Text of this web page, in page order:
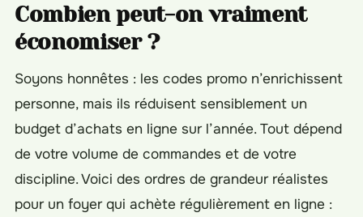
Combien peut-on vraiment
économiser ?
Soyons honnêtes : les codes promo n’enrichissent
personne, mais ils réduisent sensiblement un
budget d’achats en ligne sur l’année. Tout dépend
de votre volume de commandes et de votre
discipline. Voici des ordres de grandeur réalistes
pour un foyer qui achète régulièrement en ligne :